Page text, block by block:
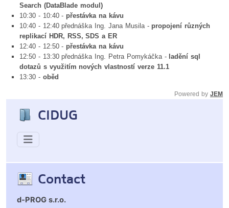
CIDUG
Contact
d-PROG s.r.o.
Search (DataBlade modul)
10:30 - 10:40 - přestávka na kávu
10:40 - 12:40 přednáška Ing. Jana Musila - propojení různých
replikací HDR, RSS, SDS a ER
12:40 - 12:50 - přestávka na kávu
12:50 - 13:30 přednáška Ing. Petra Pomykáčka - ladění sql
dotazů s využitím nových vlastností verze 11.1
13:30 - oběd
Powered by JEM